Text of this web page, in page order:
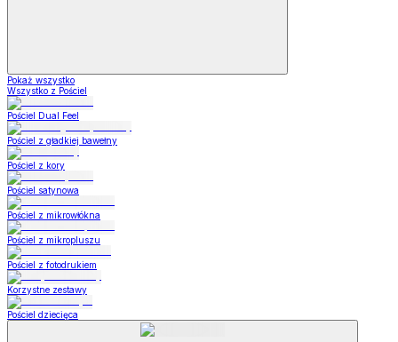
Pokaż wszystko
Wszystko z Pościel
Pościel Dual Feel
Pościel z gładkiej bawełny
Pościel z kory
Pościel satynowa
Pościel z mikrowłókna
Pościel z mikropluszu
Pościel z fotodrukiem
Korzystne zestawy
Pościel dziecięca